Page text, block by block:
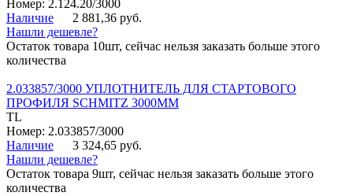
Номер: 2.124.20/3000
Наличие
2 881,36 руб.
Нашли дешевле?
Остаток товара 10шт, сейчас нельзя заказать больше этого
количества
2.033857/3000 УПЛОТНИТЕЛЬ ДЛЯ СТАРТОВОГО
ПРОФИЛЯ SCHMITZ 3000ММ
TL
Номер: 2.033857/3000
Наличие
3 324,65 руб.
Нашли дешевле?
Остаток товара 9шт, сейчас нельзя заказать больше этого
количества